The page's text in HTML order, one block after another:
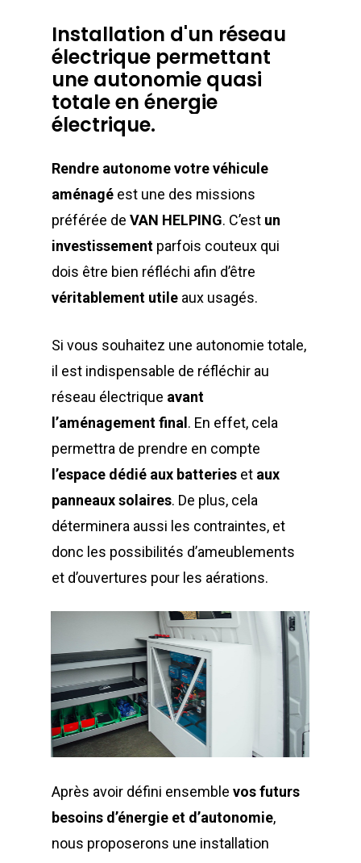
Installation d'un réseau
électrique permettant
une autonomie quasi
totaleen énergie
électrique.
Rendre autonome votre véhicule
aménagé est une des missions
préférée deVAN HELPING. C’est un
investissement parfois couteux qui
dois être bien réfléchi afin d’être
véritablement utile aux usagés.
Si vous souhaitez une autonomie totale,
il est indispensable de réfléchir au
réseau électrique avant
l’aménagement final . En effet, cela
permettra de prendre en compte
l’espace dédié aux batteries et aux
panneaux solaires. De plus, cela
déterminera aussi les contraintes, et
donc les possibilités d’ameublements
et d’ouvertures pour les aérations.
Après avoir défini ensemblevos futurs
besoins d’énergie et d’autonomie,
nous proposerons une installation